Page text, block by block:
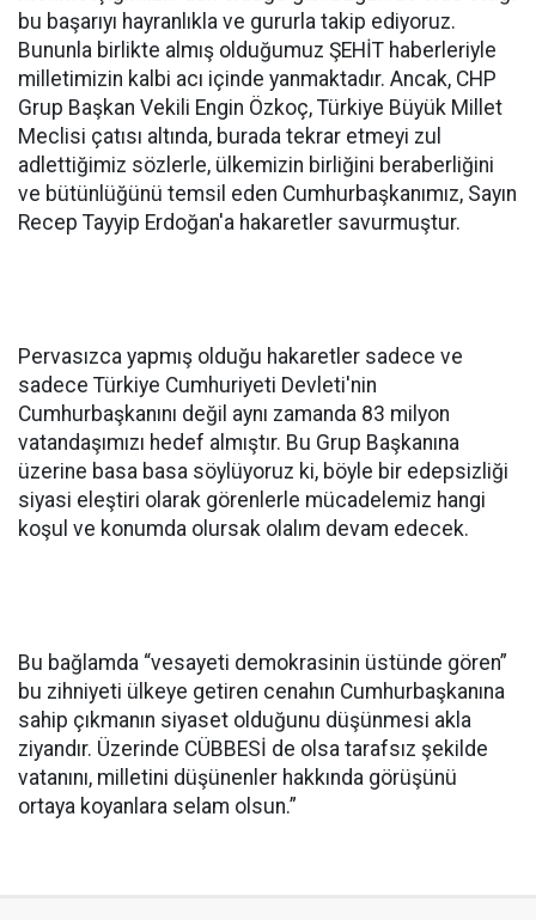
bu başarıyı hayranlıkla ve gururla takip ediyoruz.
Bununla birlikte almış olduğumuz ŞEHİT haberleriyle
milletimizin kalbi acı içinde yanmaktadır. Ancak, CHP
Grup Başkan Vekili Engin Özkoç, Türkiye Büyük Millet
Meclisi çatısı altında, burada tekrar etmeyi zul
adlettiğimiz sözlerle, ülkemizin birliğini beraberliğini
ve bütünlüğünü temsil eden Cumhurbaşkanımız, Sayın
Recep Tayyip Erdoğan'a hakaretler savurmuştur.
Pervasızca yapmış olduğu hakaretler sadece ve
sadece Türkiye Cumhuriyeti Devleti'nin
Cumhurbaşkanını değil aynı zamanda 83 milyon
vatandaşımızı hedef almıştır. Bu Grup Başkanına
üzerine basa basa söylüyoruz ki, böyle bir edepsizliği
siyasi eleştiri olarak görenlerle mücadelemiz hangi
koşul ve konumda olursak olalım devam edecek.
Bu bağlamda “vesayeti demokrasinin üstünde gören”
bu zihniyeti ülkeye getiren cenahın Cumhurbaşkanına
sahip çıkmanın siyaset olduğunu düşünmesi akla
ziyandır. Üzerinde CÜBBESİ de olsa tarafsız şekilde
vatanını, milletini düşünenler hakkında görüşünü
ortaya koyanlara selam olsun.”